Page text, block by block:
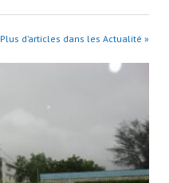
Plus d’articles dans les Actualité »